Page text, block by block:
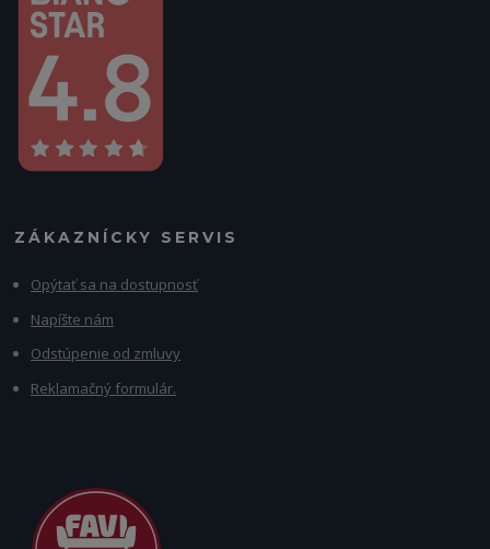
ZÁKAZNÍCKY SERVIS
Opýtať sa na dostupnosť
Napíšte nám
Odstúpenie od zmluvy
Reklamačný formulár.